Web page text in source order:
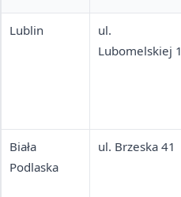
Lublin
ul.
Lubomelskiej 1
Biała
Podlaska
ul. Brzeska 41